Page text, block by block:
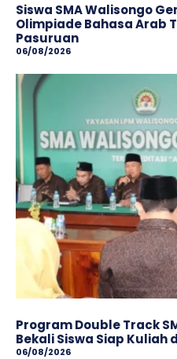
Siswa SMA Walisongo
Olimpiade Bahasa Arab
Pasuruan
06/08/2026
Program Double Track
Bekali Siswa Siap Kuliah
06/08/2026